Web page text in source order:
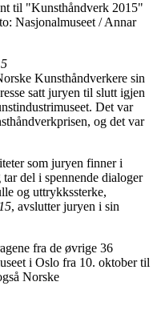
til "Kunsthåndverk 2015"
Nasjonalmuseet / Annar
Kunsthåndverkere sin
satt juryen til slutt igjen
Det var
og det var
som juryen finner i
del i spennende dialoger
og uttrykkssterke,
, avslutter juryen i sin
fra de øvrige 36
i Oslo fra 10. oktober til
Norske